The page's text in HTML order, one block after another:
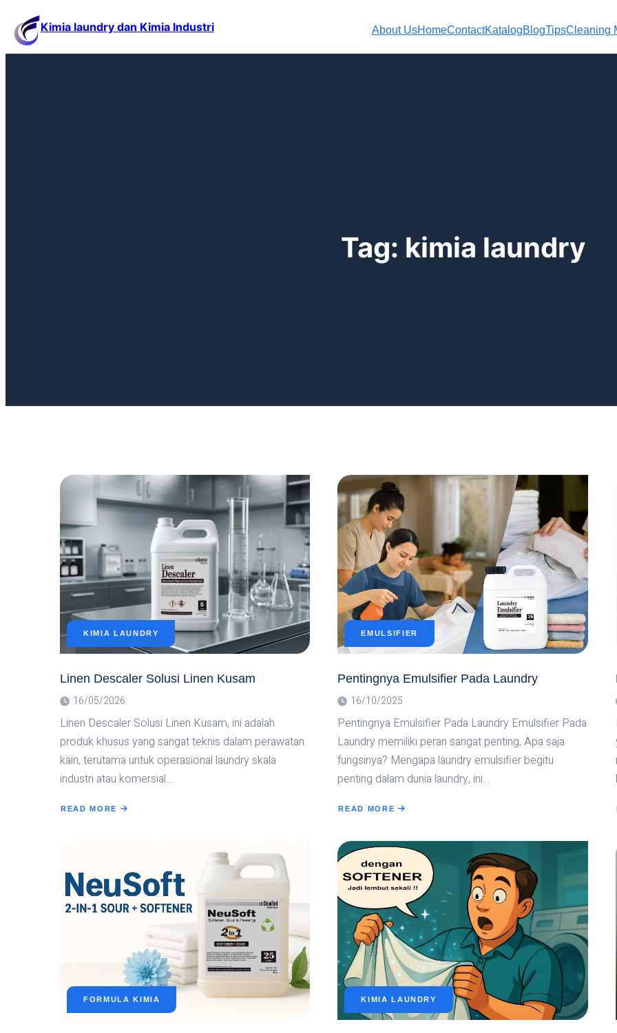
Kimia laundry dan Kimia Industri About UsHomeContactKatalogBlogTipsCleaning
Tag: kimia laundry
KIMIA LAUNDRY
Linen Descaler Solusi Linen Kusam
16/05/2026
Linen Descaler Solusi Linen Kusam, ini adalah
produk khusus yang sangat teknis dalam perawatan
kain, terutama untuk operasional laundry skala
industri atau komersial…
READ MORE
ABOUT
EMULSIFIER
Pentingnya Emulsifier Pada Laundry
16/10/2025
Pentingnya Emulsifier Pada Laundry Emulsifier Pada
Laundry memiliki peran sangat penting, Apa saja
fungsinya? Mengapa laundry emulsifier begitu
penting dalam dunia laundry, ini…
READ MORE
ABOUT
LAUNDRY
FORMULA KIMIA KIMIA LAUNDRY